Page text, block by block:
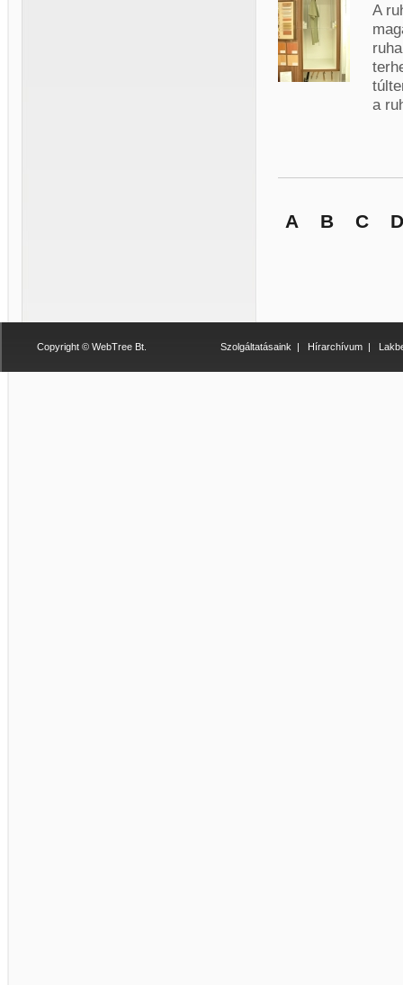
A
a
A B C D
Copyright © WebTree Bt. Szolgáltatásaink | Hírarchívum |